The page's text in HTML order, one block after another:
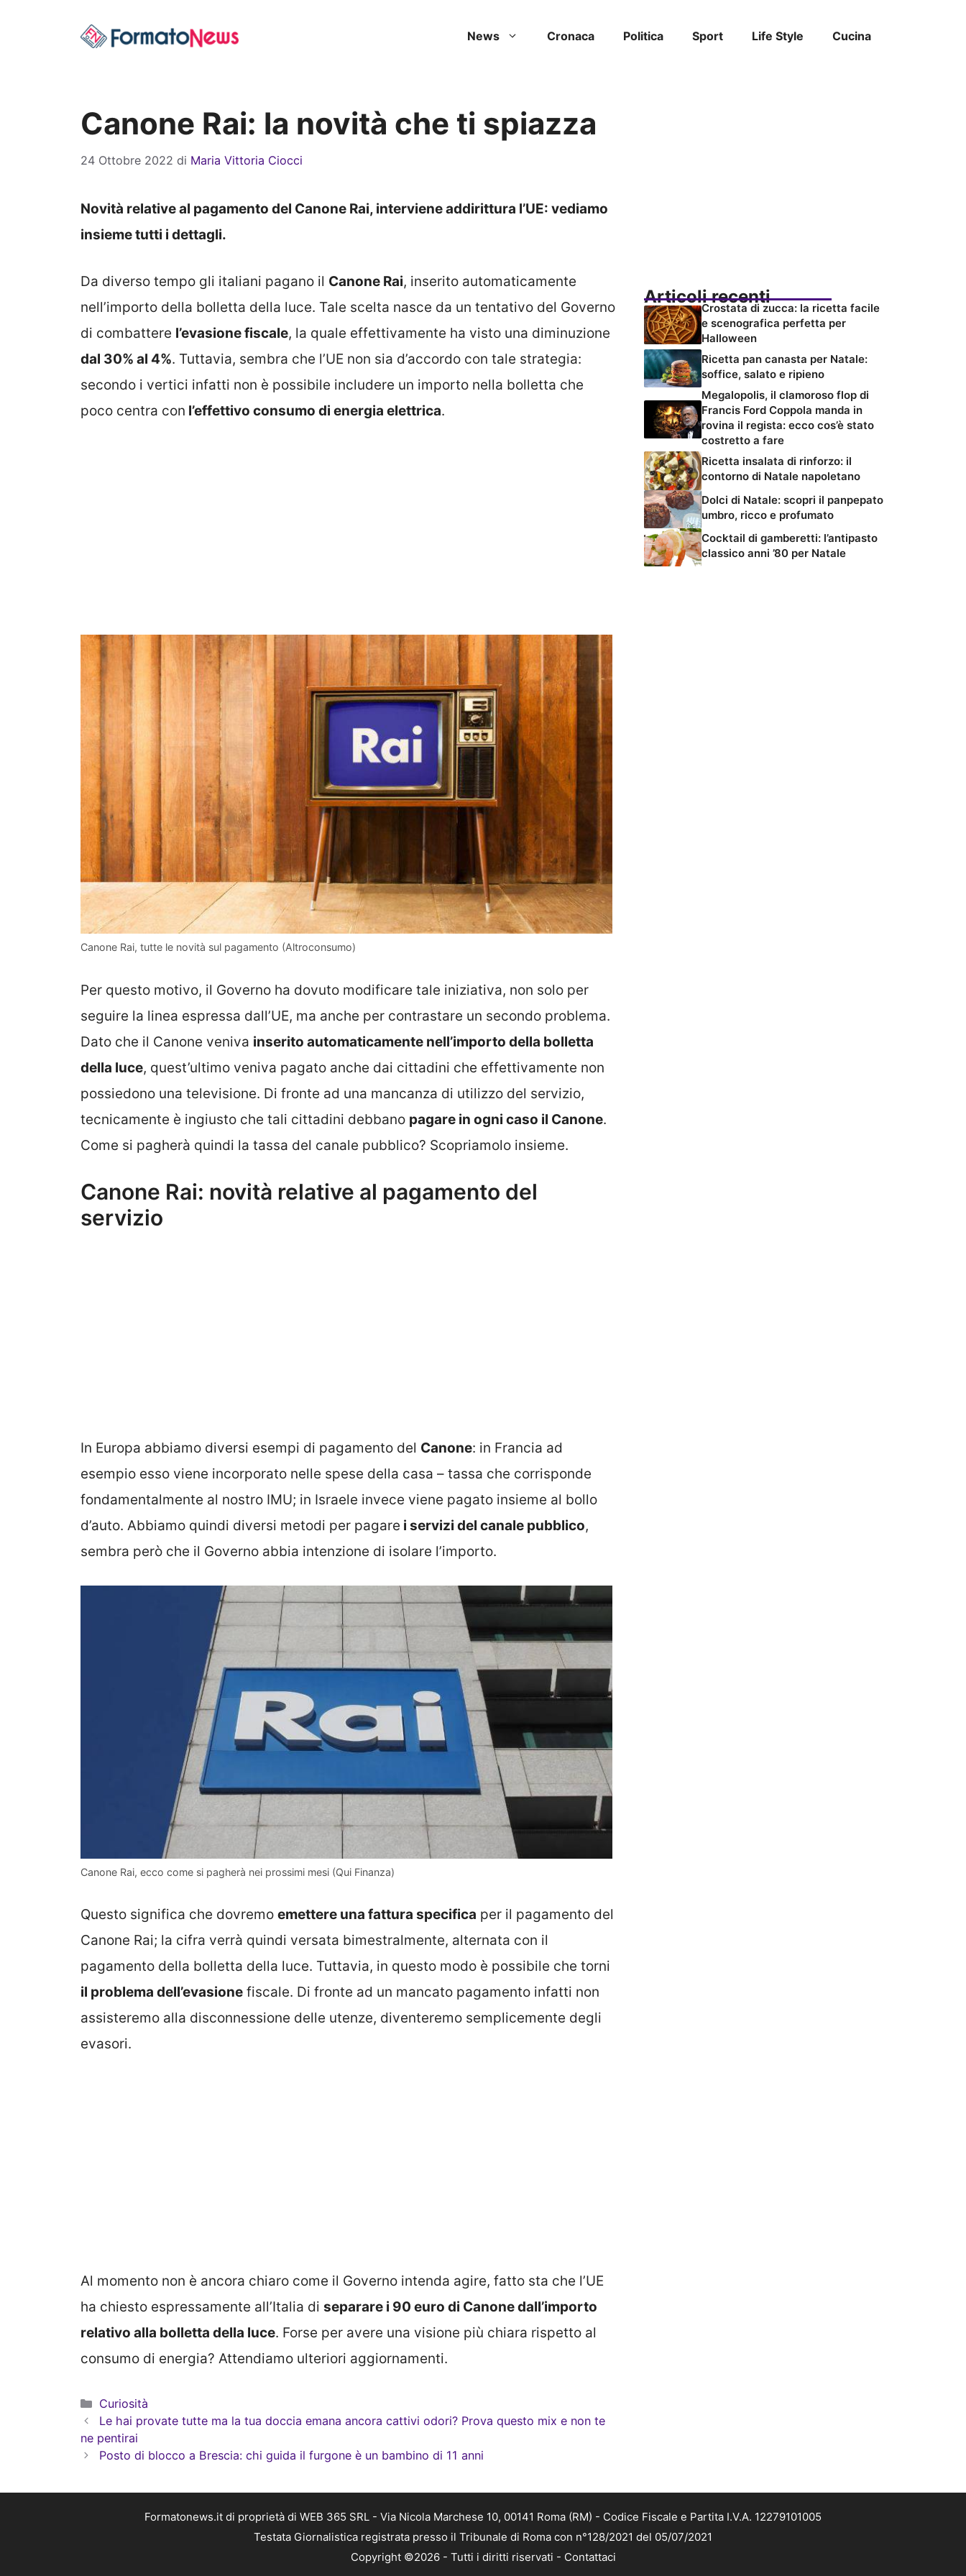
News Cronaca Politica Sport Life Style Cucina
Canone Rai: la novità che ti spiazza
24 Ottobre 2022 di Maria Vittoria Ciocci
Novità relative al pagamento del Canone Rai, interviene addirittura l’UE: vediamo
insieme tutti i dettagli.
Da diverso tempo gli italiani pagano il Canone Rai, inserito automaticamente
nell’importo della bolletta della luce. Tale scelta nasce da un tentativo del Governo
di combattere l’evasione fiscale, la quale effettivamente ha visto una diminuzione
dal 30% al 4%. Tuttavia, sembra che l’UE non sia d’accordo con tale strategia:
secondo i vertici infatti non è possibile includere un importo nella bolletta che
poco centra con l’effettivo consumo di energia elettrica.
Canone Rai, tutte le novità sul pagamento (Altroconsumo)
Per questo motivo, il Governo ha dovuto modificare tale iniziativa, non solo per
seguire la linea espressa dall’UE, ma anche per contrastare un secondo problema.
Dato che il Canone veniva inserito automaticamente nell’importo della bolletta
della luce, quest’ultimo veniva pagato anche dai cittadini che effettivamente non
possiedono una televisione. Di fronte ad una mancanza di utilizzo del servizio,
tecnicamente è ingiusto che tali cittadini debbano pagare in ogni caso il Canone.
Come si pagherà quindi la tassa del canale pubblico? Scopriamolo insieme.
Canone Rai: novità relative al pagamento del
servizio
In Europa abbiamo diversi esempi di pagamento del Canone: in Francia ad
esempio esso viene incorporato nelle spese della casa – tassa che corrisponde
fondamentalmente al nostro IMU; in Israele invece viene pagato insieme al bollo
d’auto. Abbiamo quindi diversi metodi per pagare i servizi del canale pubblico,
sembra però che il Governo abbia intenzione di isolare l’importo.
Canone Rai, ecco come si pagherà nei prossimi mesi (Qui Finanza)
Questo significa che dovremo emettere una fattura specifica per il pagamento del
Canone Rai; la cifra verrà quindi versata bimestralmente, alternata con il
pagamento della bolletta della luce. Tuttavia, in questo modo è possibile che torni
il problema dell’evasione fiscale. Di fronte ad un mancato pagamento infatti non
assisteremo alla disconnessione delle utenze, diventeremo semplicemente degli
evasori.
Al momento non è ancora chiaro come il Governo intenda agire, fatto sta che l’UE
ha chiesto espressamente all’Italia di separare i 90 euro di Canone dall’importo
relativo alla bolletta della luce. Forse per avere una visione più chiara rispetto al
consumo di energia? Attendiamo ulteriori aggiornamenti.
Categorie
Curiosità
Le hai provate tutte ma la tua doccia emana ancora cattivi odori? Prova questo mix e non te
ne pentirai
Posto di blocco a Brescia: chi guida il furgone è un bambino di 11 anni
Articoli recenti
Crostata di zucca: la ricetta facile
e scenografica perfetta per
Halloween
Ricetta pan canasta per Natale:
soffice, salato e ripieno
Megalopolis, il clamoroso flop di
Francis Ford Coppola manda in
rovina il regista: ecco cos’è stato
costretto a fare
Ricetta insalata di rinforzo: il
contorno di Natale napoletano
Dolci di Natale: scopri il panpepato
umbro, ricco e profumato
Cocktail di gamberetti: l’antipasto
classico anni ’80 per Natale
Formatonews.it di proprietà di WEB 365 SRL - Via Nicola Marchese 10, 00141 Roma (RM) - Codice Fiscale e Partita I.V.A. 12279101005
Testata Giornalistica registrata presso il Tribunale di Roma con n°128/2021 del 05/07/2021
Copyright ©2026 - Tutti i diritti riservati - Contattaci